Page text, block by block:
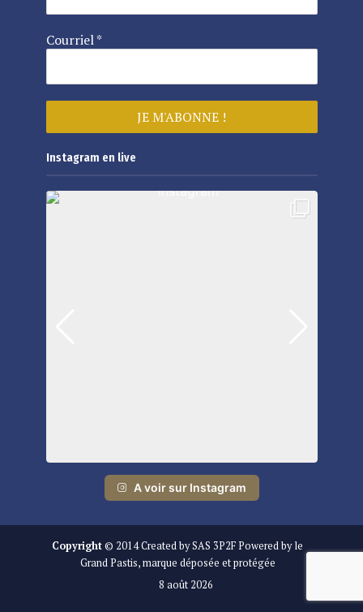
Courriel*
Instagram en live
A voir sur Instagram
Copyright© 2014 Created by SAS 3P2F Powered by le
Grand Pastis, marque déposée et protégée
8 août 2026